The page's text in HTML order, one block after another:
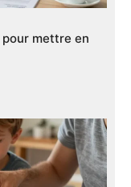
mettre en